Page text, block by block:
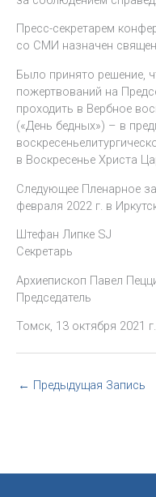
Пресс-секретарем
со СМИ назначен
Было принято решение,
пожертвований на
проходить в Вербное
(«День бедных») – в
в Воскресенье Христа
Следующее Пленарное
февраля 2022 г. в
Штефан Липке SJ
Секретарь
Архиепископ Павел
Председатель
Томск, 13 октября 2021 г.
← Предыдущая Запись